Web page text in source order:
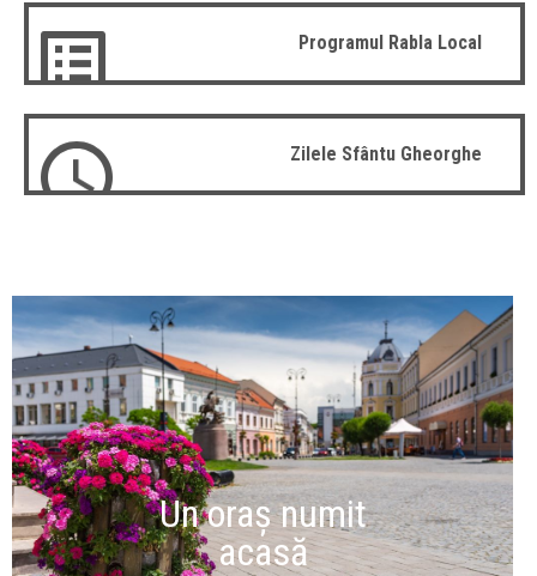
Programul Rabla Local
Zilele Sfântu Gheorghe
Un oraș numit
acasă